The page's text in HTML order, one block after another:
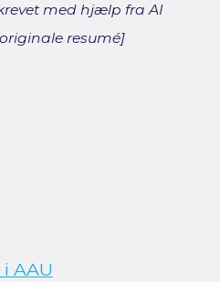
med hjælp fra AI
resumé]
AAU